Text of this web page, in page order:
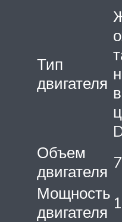
Тип
двигателя
Объем
двигателя
Мощность
двигателя